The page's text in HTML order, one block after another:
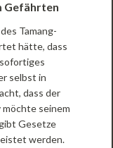
Tamang-
hätte, dass
selbst in
dass der
möchte seinem
Gesetze
werden.